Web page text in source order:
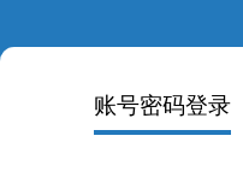
账号密码登录